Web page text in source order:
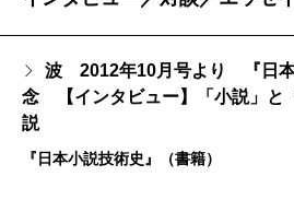
波 2012年10月号より 『日本
念 【インタビュー】「小説」と
説
『日本小説技術史』（書籍）